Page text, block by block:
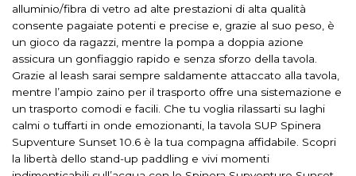
alluminio/fibra di vetro ad alte prestazioni di alta qualità
consente pagaiate potenti e precise e, grazie al suo peso, è
un gioco da ragazzi, mentre la pompa a doppia azione
assicura un gonfiaggio rapido e senza sforzo della tavola.
Grazie al leash sarai sempre saldamente attaccato alla tavola,
mentre l’ampio zaino per il trasporto offre una sistemazione e
un trasporto comodi e facili. Che tu voglia rilassarti su laghi
calmi o tuffarti in onde emozionanti, la tavola SUP Spinera
Supventure Sunset 10.6 è la tua compagna affidabile. Scopri
la libertà dello stand-up paddling e vivi momenti